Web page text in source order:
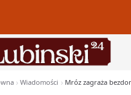
Wiadomości Mróz zagraża